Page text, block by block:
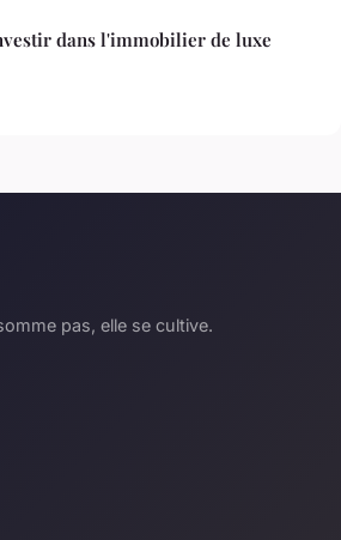
dans l'immobilier de luxe
pas, elle se cultive.